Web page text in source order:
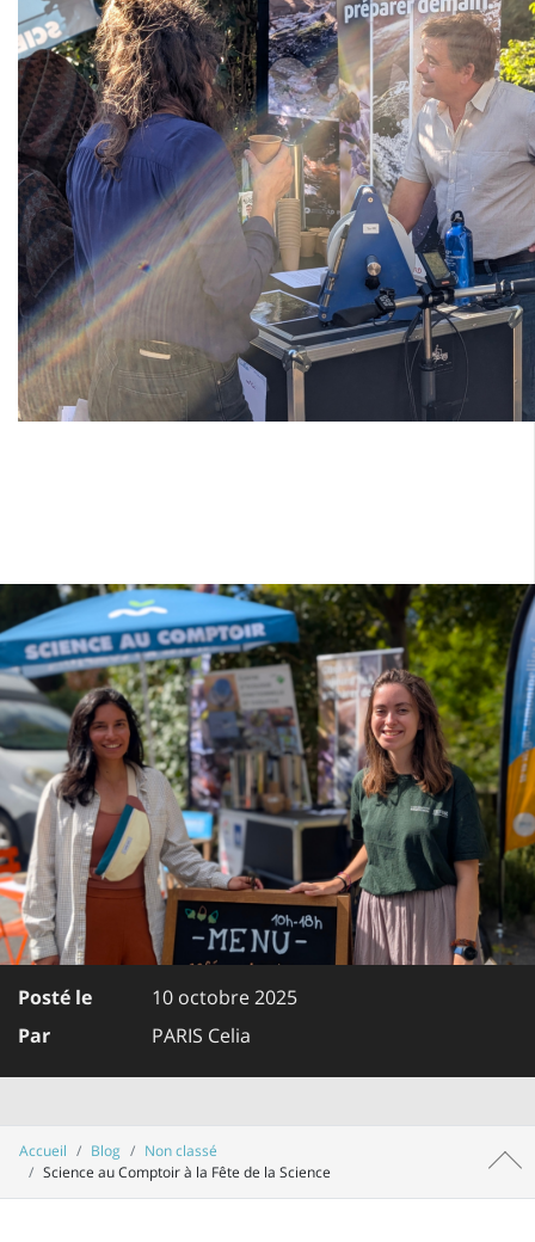
Posté le
10 octobre 2025
Par
PARIS Celia
Accueil Blog
Non classé
Science au Comptoir à la Fête de la Science